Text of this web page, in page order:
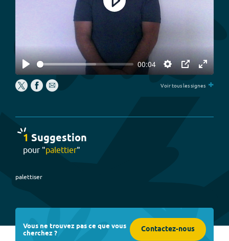
Play
00:04
Settings
PIP
Enter
Play
Voir tous les signes +
1 Suggestion
pour "palettier"
palettiser
Vous ne trouvez pas ce que vous
cherchez ? Contactez-nous